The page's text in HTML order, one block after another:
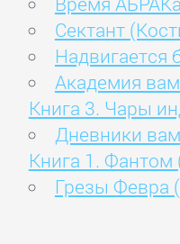
Сектант
Надвигается
Академия
Книга 3. Чары
Дневники
Книга 1.
Грезы